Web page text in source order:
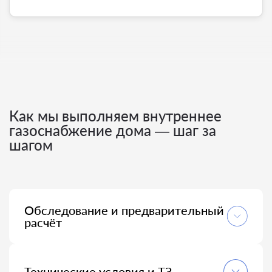
Как мы выполняем внутреннее
газоснабжение дома — шаг за
шагом
Обследование и предварительный
расчёт
собираем исходные данные; объясняем требования
СП и СНиП внутреннего газоснабжения и сроки